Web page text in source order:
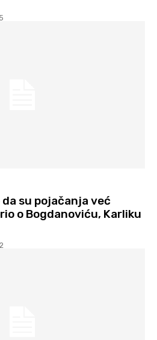
su pojačanja već
o Bogdanoviću, Karliku